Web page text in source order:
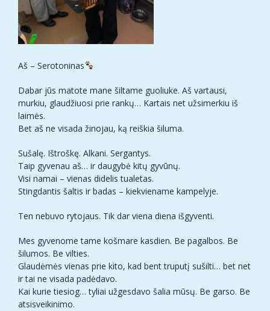
Aš – Serotoninas
Dabar jūs matote mane šiltame guoliuke. Aš vartausi,
murkiu, glaudžiuosi prie rankų… Kartais net užsimerkiu iš
laimės.
Bet aš ne visada žinojau, ką reiškia šiluma.
Sušalę. Ištroškę. Alkani. Sergantys.
Taip gyvenau aš… ir daugybė kitų gyvūnų.
Visi namai – vienas didelis tualetas.
Stingdantis šaltis ir badas – kiekviename kampelyje.
Ten nebuvo rytojaus. Tik dar viena diena išgyventi.
Mes gyvenome tame košmare kasdien. Be pagalbos. Be
šilumos. Be vilties.
Glaudėmės vienas prie kito, kad bent truputį sušilti… bet net
ir tai ne visada padėdavo.
Kai kurie tiesiog… tyliai užgesdavo šalia mūsų. Be garso. Be
atsisveikinimo.